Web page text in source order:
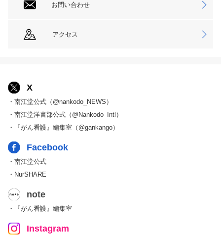
お問い合わせ
アクセス
X
・南江堂公式（@nankodo_NEWS）
・南江堂洋書部公式（@Nankodo_Intl）
・『がん看護』編集室（@gankango）
Facebook
・南江堂公式
・NurSHARE
note
・『がん看護』編集室
Instagram